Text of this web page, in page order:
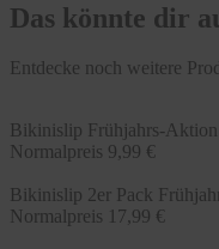
Das könnte dir
Entdecke noch weitere
Bikinislip Frühjahrs-Aktion
Normalpreis 9,99 €
Bikinislip 2er Pack
Normalpreis 17,99 €